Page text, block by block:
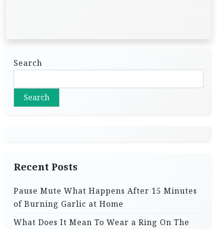
Search
Search
Recent Posts
Pause Mute What Happens After 15 Minutes
of Burning Garlic at Home
What Does It Mean To Wear a Ring On The